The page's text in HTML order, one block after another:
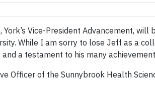
Vice-President Advancement,
While I am sorry to lose Jeff as a
a testament to his many
Officer of the Sunnybrook Health